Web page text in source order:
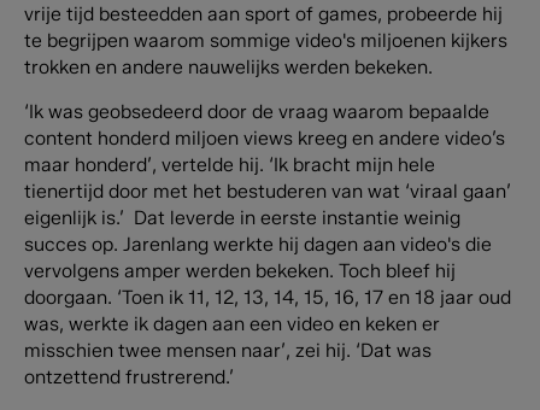
vrije tijd besteedden aan sport of games, probeerde hij
te begrijpen waarom sommige video's miljoenen kijkers
trokken en andere nauwelijks werden bekeken.
‘Ik was geobsedeerd door de vraag waarom bepaalde
content honderd miljoen views kreeg en andere video’s
maar honderd’, vertelde hij. ‘Ik bracht mijn hele
tienertijd door met het bestuderen van wat ‘viraal gaan’
eigenlijk is.’ Dat leverde in eerste instantie weinig
succes op. Jarenlang werkte hij dagen aan video's die
vervolgens amper werden bekeken. Toch bleef hij
doorgaan. ‘Toen ik 11, 12, 13, 14, 15, 16, 17 en 18 jaar oud
was, werkte ik dagen aan een video en keken er
misschien twee mensen naar’, zei hij. ‘Dat was
ontzettend frustrerend.’